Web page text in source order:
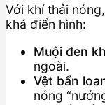
Với khí thải
khá điển hình:
Muội đen
ngoài.
Vệt bẩn
nóng